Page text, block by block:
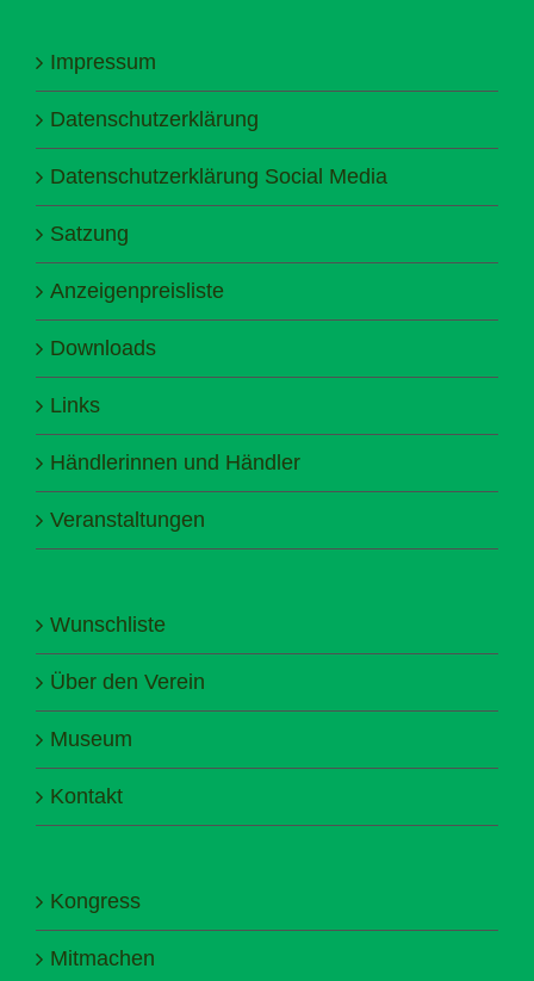
Impressum
Datenschutzerklärung
Datenschutzerklärung Social Media
Satzung
Anzeigenpreisliste
Downloads
Links
Händlerinnen und Händler
Veranstaltungen
Wunschliste
Über den Verein
Museum
Kontakt
Kongress
Mitmachen